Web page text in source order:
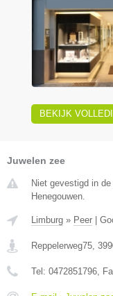
BEKIJK
Juwelen zee
Niet gevestigd in
Henegouwen.
Limburg » Peer
Reppelerweg75
Tel: 0472851796 ,